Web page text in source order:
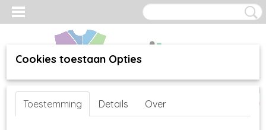
Inloggen Registreren
(0)
Cookies toestaan Opties
Toestemming Details Over